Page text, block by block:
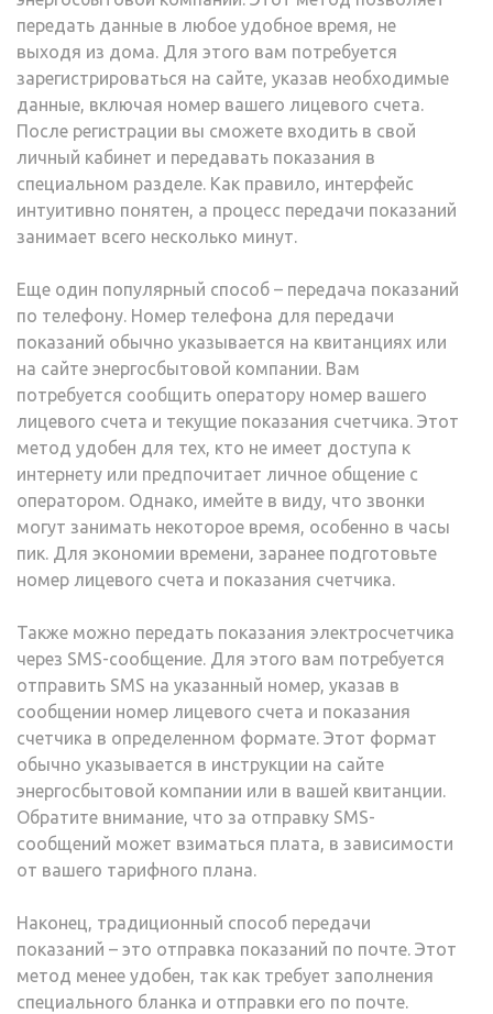
передать данные в любое удобное время, не
выходя из дома. Для этого вам потребуется
зарегистрироваться на сайте, указав необходимые
данные, включая номер вашего лицевого счета.
После регистрации вы сможете входить в свой
личный кабинет и передавать показания в
специальном разделе. Как правило, интерфейс
интуитивно понятен, а процесс передачи показаний
занимает всего несколько минут.
Еще один популярный способ – передача показаний
по телефону. Номер телефона для передачи
показаний обычно указывается на квитанциях или
на сайте энергосбытовой компании. Вам
потребуется сообщить оператору номер вашего
лицевого счета и текущие показания счетчика. Этот
метод удобен для тех, кто не имеет доступа к
интернету или предпочитает личное общение с
оператором. Однако, имейте в виду, что звонки
могут занимать некоторое время, особенно в часы
пик. Для экономии времени, заранее подготовьте
номер лицевого счета и показания счетчика.
Также можно передать показания электросчетчика
через SMS-сообщение. Для этого вам потребуется
отправить SMS на указанный номер, указав в
сообщении номер лицевого счета и показания
счетчика в определенном формате. Этот формат
обычно указывается в инструкции на сайте
энергосбытовой компании или в вашей квитанции.
Обратите внимание, что за отправку SMS-
сообщений может взиматься плата, в зависимости
от вашего тарифного плана.
Наконец, традиционный способ передачи
показаний – это отправка показаний по почте. Этот
метод менее удобен, так как требует заполнения
специального бланка и отправки его по почте.